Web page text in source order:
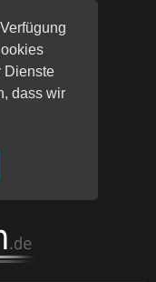
Dienste
dass wir